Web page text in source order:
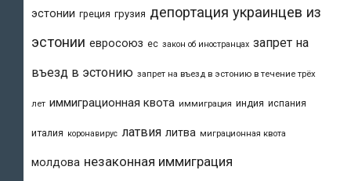
эстонии греция грузия депортация украинцев из
эстонии евросоюз ес закон об иностранцах запрет на
въезд в эстонию запрет на въезд в эстонию в течение трёх
лет иммиграционная квота иммиграция индия испания
италия коронавирус латвия литва миграционная квота
молдова незаконная иммиграция